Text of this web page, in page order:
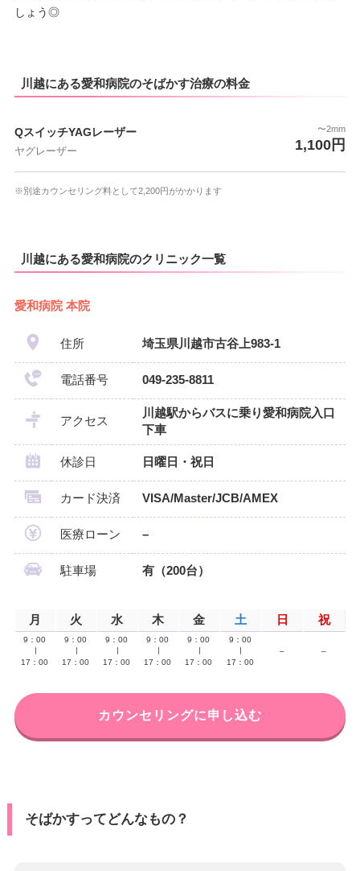
しょう◎
川越にある愛和病院のそばかす治療の料金
QスイッチYAGレーザー
ヤグレーザー
〜2mm
1,100円
※別途カウンセリング料として2,200円がかかります
川越にある愛和病院のクリニック一覧
愛和病院 本院
住所 埼玉県川越市古谷上983-1
電話番号 049-235-8811
アクセス
川越駅からバスに乗り愛和病院入口
下車
休診日 日曜日・祝日
カード決済 VISA/Master/JCB/AMEX
医療ローン –
駐車場 有（200台）
月 火 水 木 金 土 日 祝
9：00
17：00
9：00
17：00
9：00
17：00
9：00
17：00
9：00
17：00
9：00
17：00
– –
カウンセリングに申し込む
そばかすってどんなもの？